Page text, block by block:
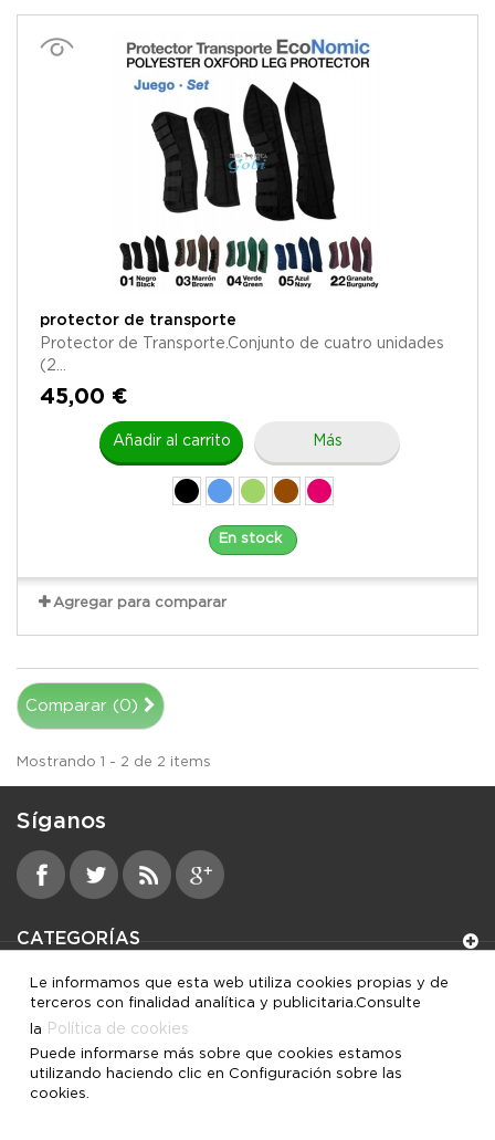
protector de transporte
Protector de Transporte.Conjunto de cuatro unidades
(2...
45,00 €
Añadir al carrito Más
En stock
Agregar para comparar
Comparar (0 )
Mostrando 1 - 2 de 2 items
Síganos
CATEGORÍAS
INFORMACIÓN
MI CUENTA
INFORMACIÓN SOBRE LA TIENDA
Le informamos que esta web utiliza cookies propias y de
terceros con finalidad analítica y publicitaria.Consulte
la Política de cookies
Puede informarse más sobre que cookies estamos
utilizando haciendo clic en Configuración sobre las
cookies.